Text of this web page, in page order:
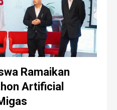
Ramaikan
Artificial